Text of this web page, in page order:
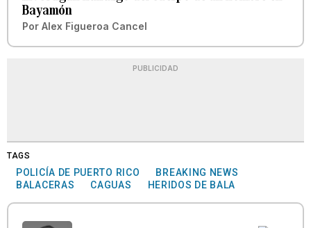
Bayamón
Por Alex Figueroa Cancel
PUBLICIDAD
TAGS
POLICÍA DE PUERTO RICO
BREAKING NEWS
BALACERAS
CAGUAS HERIDOS DE BALA